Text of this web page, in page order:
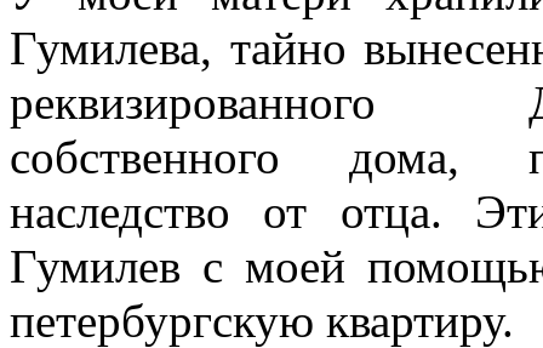
Гумилева, тайно
реквизированного
собственного дома,
наследство от отца.
Гумилев с моей
петербургскую квартиру.